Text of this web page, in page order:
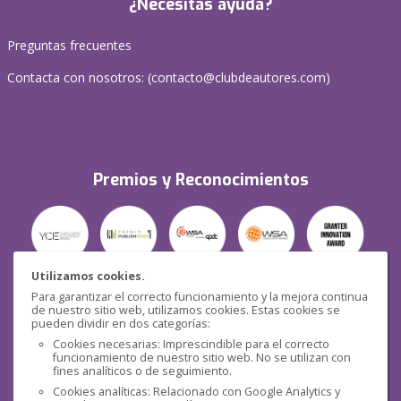
Utilizamos cookies.
Para garantizar el correcto funcionamiento y la mejora continua
de nuestro sitio web, utilizamos cookies. Estas cookies se
pueden dividir en dos categorías:
Cookies necesarias: Imprescindible para el correcto
funcionamiento de nuestro sitio web. No se utilizan con
fines analíticos o de seguimiento.
Cookies analíticas: Relacionado con Google Analytics y
¿Necesitas ayuda?
Preguntas frecuentes
Contacta con nosotros: (contacto@clubdeautores.com)
Premios y Reconocimientos
Seguridad